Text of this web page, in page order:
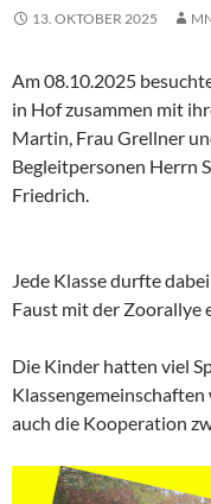
13. OKTOBER 2025
Am 08.10.2025
in Hof zusammen mit
Martin, Frau Grellner
Begleitpersonen Herrn
Friedrich.
Jede Klasse durfte
Faust mit der Zoorallye
Die Kinder hatten viel
auch die Kooperation